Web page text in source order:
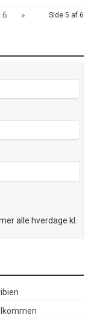
Side 5 af 6
6 »
alle hverdage kl.